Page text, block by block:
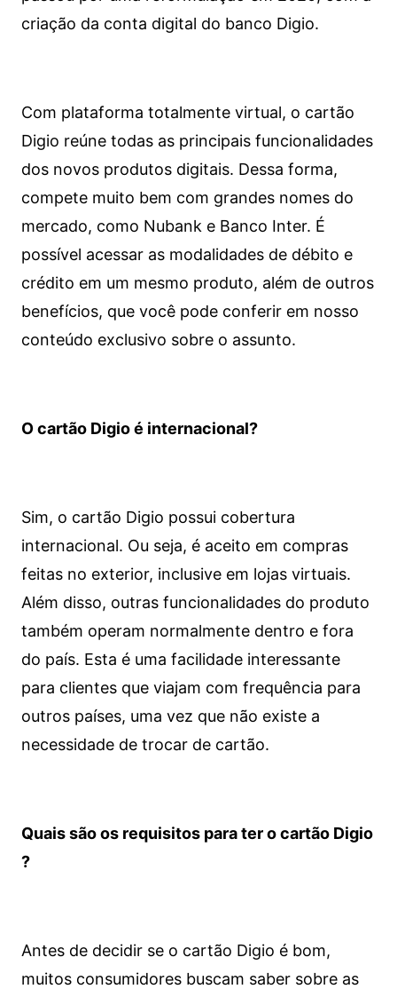
criação da conta digital do banco Digio.
Com plataforma totalmente virtual, o cartão
Digio reúne todas as principais funcionalidades
dos novos produtos digitais. Dessa forma,
compete muito bem com grandes nomes do
mercado, como Nubank e Banco Inter. É
possível acessar as modalidades de débito e
crédito em um mesmo produto, além de outros
benefícios, que você pode conferir em nosso
conteúdo exclusivo sobre o assunto.
O cartão Digio é internacional?
Sim, o cartão Digio possui cobertura
internacional. Ou seja, é aceito em compras
feitas no exterior, inclusive em lojas virtuais.
Além disso, outras funcionalidades do produto
também operam normalmente dentro e fora
do país. Esta é uma facilidade interessante
para clientes que viajam com frequência para
outros países, uma vez que não existe a
necessidade de trocar de cartão.
Quais são os requisitos para ter o cartão Digio
?
Antes de decidir se o cartão Digio é bom,
muitos consumidores buscam saber sobre as